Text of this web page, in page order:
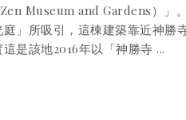
Museum and Gardens）」
」所吸引，這棟建築靠近神勝
是該地2016年以「神勝寺 ...